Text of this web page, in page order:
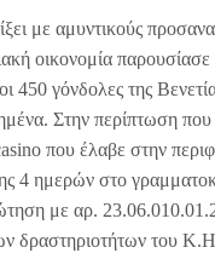
με αμυντικούς
οικονομία
450 γόνδολες της
Στην περίπτωση
που έλαβε στην
4 ημερών στο
με αρ.
δραστηριοτήτων του